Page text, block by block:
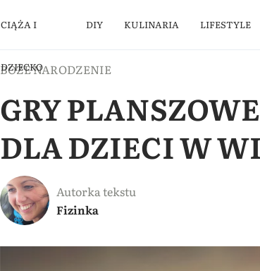
CIĄŻA I
DZIECKO
DIY KULINARIA LIFESTYLE
BOŻE NARODZENIE
GRY
DLA DZIECI W
Autorka tekstu
Fizinka